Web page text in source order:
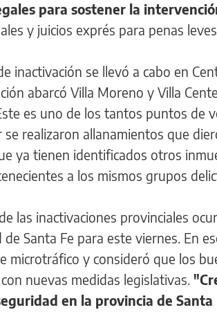
para sostener la
y juicios exprés para penas
inactivación se llevó a cabo en
abarcó Villa Moreno y Villa
es uno de los tantos puntos de
realizaron allanamientos que
ya tienen identificados otros
a los mismos grupos
las inactivaciones provinciales
Santa Fe para este viernes. En
microtráfico y consideró que los
nuevas medidas legislativas.
en la provincia de Santa